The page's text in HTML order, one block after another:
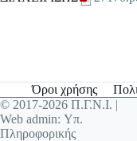
Όροι χρήσης
© 2017-2026 Π.Γ.Ν.Ι. |
Web admin: Υπ.
Πληροφορικής